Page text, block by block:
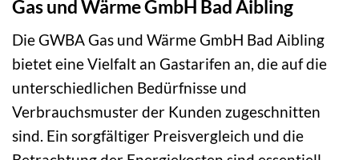
Gas und Wärme GmbH Bad Aibling
Die GWBA Gas und Wärme GmbH Bad Aibling
bietet eine Vielfalt an Gastarifen an, die auf die
unterschiedlichen Bedürfnisse und
Verbrauchsmuster der Kunden zugeschnitten
sind. Ein sorgfältiger Preisvergleich und die